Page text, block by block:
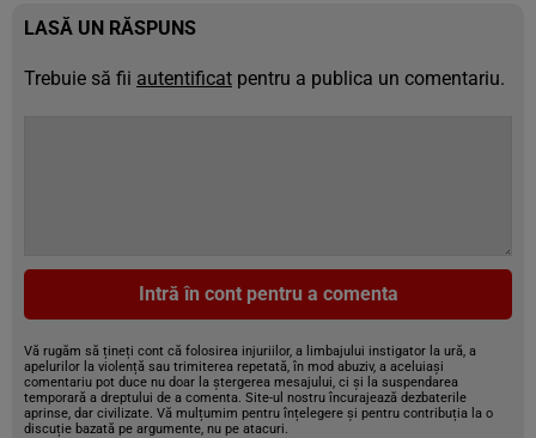
LASĂ UN RĂSPUNS
Trebuie să fii autentificat pentru a publica un comentariu.
Intră în cont pentru a comenta
Vă rugăm să țineți cont că folosirea injuriilor, a limbajului instigator la ură, a
apelurilor la violență sau trimiterea repetată, în mod abuziv, a aceluiași
comentariu pot duce nu doar la ștergerea mesajului, ci și la suspendarea
temporară a dreptului de a comenta. Site-ul nostru încurajează dezbaterile
aprinse, dar civilizate. Vă mulțumim pentru înțelegere și pentru contribuția la o
discuție bazată pe argumente, nu pe atacuri.